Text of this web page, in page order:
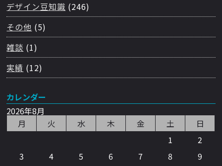
デザイン豆知識 (246)
その他 (5)
雑談 (1)
実績 (12)
カレンダー
2026年8月
月
火 水 木 金 土 日
1
2
3
4 5 6 7 8
9